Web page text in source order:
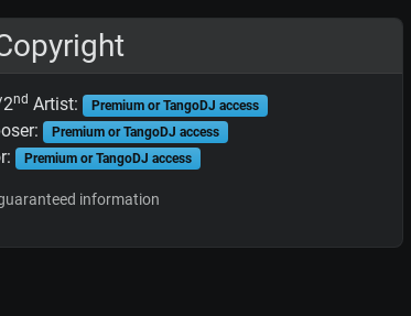
nd Artist: Premium or TangoDJ access
Premium or TangoDJ access
Premium or TangoDJ access
information